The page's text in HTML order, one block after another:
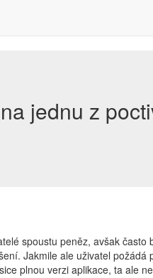
jednu z
spoustu peněz, avšak
Jakmile ale uživatel
plnou verzi aplikace, ta ale